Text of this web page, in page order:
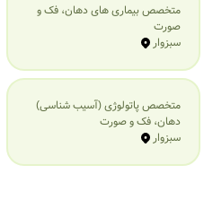
متخصص بیماری‌ های دهان، فک و
صورت
سبزوار
متخصص پاتولوژی (آسیب شناسی)
دهان، فک و صورت
سبزوار